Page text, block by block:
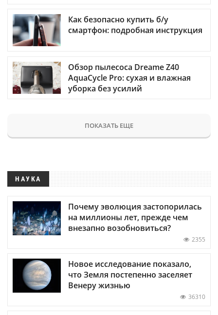
Как безопасно купить б/у
смартфон: подробная инструкция
Обзор пылесоса Dreame Z40
AquaCycle Pro: сухая и влажная
уборка без усилий
ПОКАЗАТЬ ЕЩЕ
НАУКА
Почему эволюция застопорилась
на миллионы лет, прежде чем
внезапно возобновиться?
2355
Новое исследование показало,
что Земля постепенно заселяет
Венеру жизнью
36310